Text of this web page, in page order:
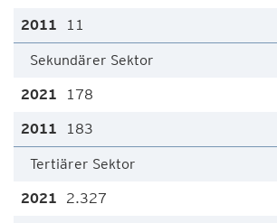
11
Sekundärer Sektor
178
183
Tertiärer Sektor
2.327